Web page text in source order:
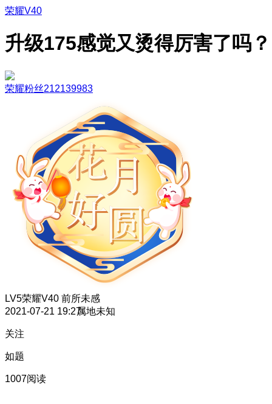
荣耀V40
升级175感觉又烫得厉害了吗？
荣耀粉丝212139983
LV5荣耀V40 前所未感
2021-07-21 19:27属地未知
关注
如题
1007阅读